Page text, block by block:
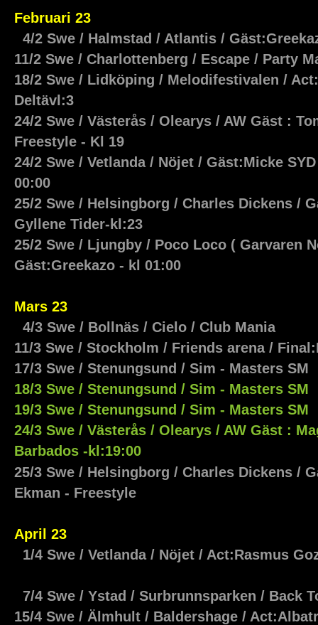
Februari 23
4/2 Swe / Halmstad / Atlantis /
11/2 Swe / Charlottenberg / Escape / Party
18/2 Swe / Lidköping / Melodifestivalen /
Deltävl:3
24/2 Swe / Västerås / Olearys / AW Gäst :
Freestyle - Kl 19
24/2 Swe / Vetlanda / Nöjet / Gäst:Micke
00:00
25/2 Swe / Helsingborg / Charles Dickens /
Gyllene Tider-kl:23
25/2 Swe / Ljungby / Poco Loco ( Garvaren
Gäst:Greekazo - kl 01:00
Mars 23
4/3 Swe / Bollnäs / Cielo / Club Mania
11/3 Swe / Stockholm / Friends arena /
17/3 Swe / Stenungsund / Sim - Masters SM
18/3 Swe / Stenungsund / Sim - Masters SM
19/3 Swe / Stenungsund / Sim - Masters SM
24/3 Swe / Västerås / Olearys / AW Gäst :
Barbados -kl:19:00
25/3 Swe / Helsingborg / Charles Dickens /
Ekman - Freestyle
April 23
1/4 Swe / Vetlanda / Nöjet / Act:Rasmus
7/4 Swe / Ystad / Surbrunnsparken / Back
15/4 Swe / Älmhult / Baldershage /